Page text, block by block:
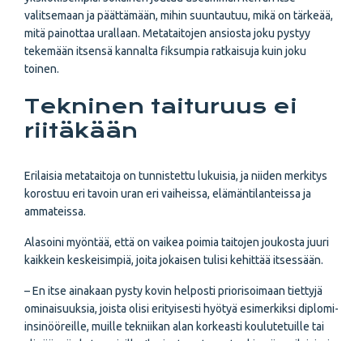
valitsemaan ja päättämään, mihin suuntautuu, mikä on tärkeää,
mitä painottaa urallaan. Metataitojen ansiosta joku pystyy
tekemään itsensä kannalta fiksumpia ratkaisuja kuin joku
toinen.
Tekninen taituruus ei
riitäkään
Erilaisia metataitoja on tunnistettu lukuisia, ja niiden merkitys
korostuu eri tavoin uran eri vaiheissa, elämäntilanteissa ja
ammateissa.
Alasoini myöntää, että on vaikea poimia taitojen joukosta juuri
kaikkein keskeisimpiä, joita jokaisen tulisi kehittää itsessään.
– En itse ainakaan pysty kovin helposti priorisoimaan tiettyjä
ominaisuuksia, joista olisi erityisesti hyötyä esimerkiksi diplomi-
insinööreille, muille tekniikan alan korkeasti koulutetuille tai